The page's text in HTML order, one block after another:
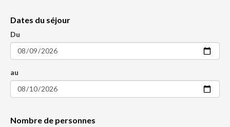
Dates du séjour
Du
au
Nombre de personnes